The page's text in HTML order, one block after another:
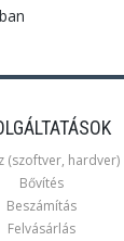
(szoftver, hardver)
Bővítés
Beszámítás
Felvásárlás